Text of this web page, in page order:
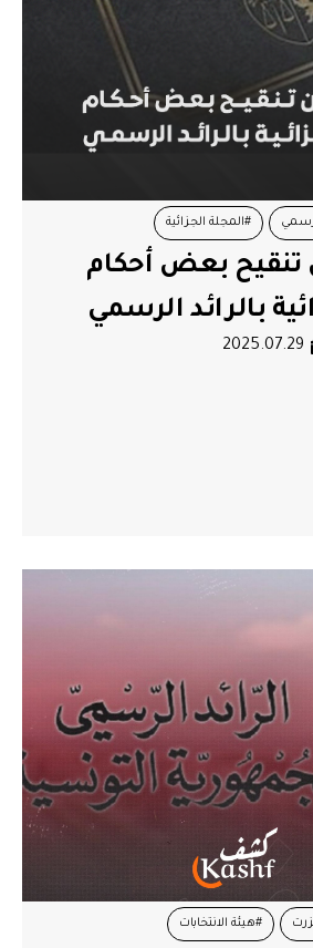
#المجلة الجزائية
تنقيح بعض أحكام
بالرائد الرسمي
2025.07.29
#هيئة الانتخابات